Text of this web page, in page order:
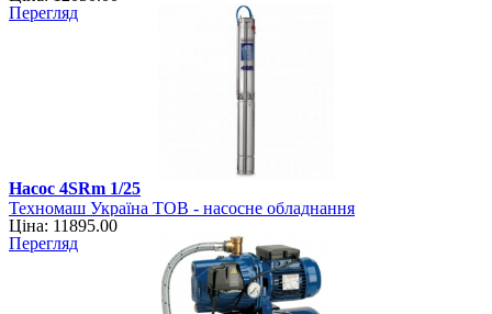
Перегляд
Насос 4SRm 1/25
Техномаш Україна ТОВ - насосне обладнання
Ціна: 11895.00
Перегляд